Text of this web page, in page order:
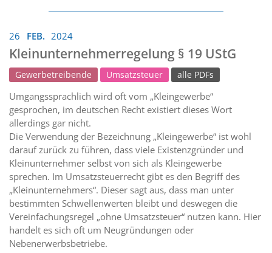
26 FEB. 2024
Kleinunternehmerregelung § 19 UStG
Gewerbetreibende Umsatzsteuer alle PDFs
Umgangssprachlich wird oft vom „Kleingewerbe“
gesprochen, im deutschen Recht existiert dieses Wort
allerdings gar nicht.
Die Verwendung der Bezeichnung „Kleingewerbe“ ist wohl
darauf zurück zu führen, dass viele Existenzgründer und
Kleinunternehmer selbst von sich als Kleingewerbe
sprechen. Im Umsatzsteuerrecht gibt es den Begriff des
„Kleinunternehmers“. Dieser sagt aus, dass man unter
bestimmten Schwellenwerten bleibt und deswegen die
Vereinfachungsregel „ohne Umsatzsteuer“ nutzen kann. Hier
handelt es sich oft um Neugründungen oder
Nebenerwerbsbetriebe.